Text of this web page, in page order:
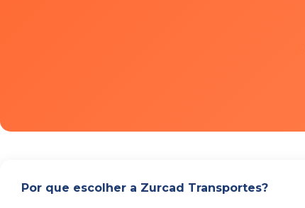
Por que escolher a Zurcad Transportes?